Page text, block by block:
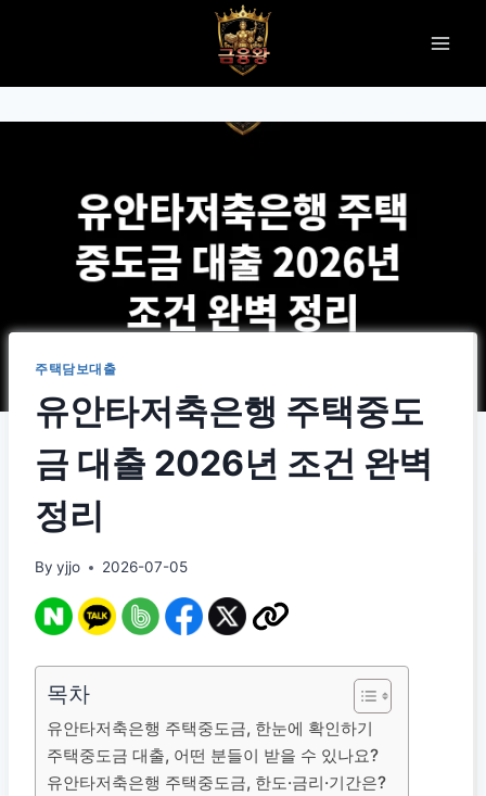
주택담보대출
유안타저축은행 주택중도
금 대출 2026년 조건 완벽
정리
By yjjo 2026-07-05
목차
유안타저축은행 주택중도금, 한눈에 확인하기
주택중도금 대출, 어떤 분들이 받을 수 있나요?
유안타저축은행 주택중도금, 한도·금리·기간은?